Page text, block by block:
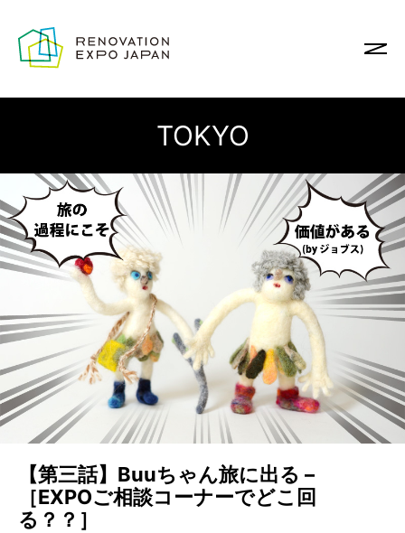
TOKYO
【第三話】Buuちゃん旅に出る –
［EXPOご相談コーナーでどこ回
る？？］